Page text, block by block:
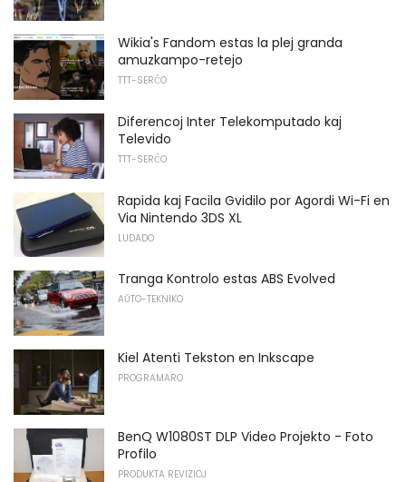
Wikia's Fandom estas la plej granda
amuzkampo-retejo
TTT-SERĈO
Diferencoj Inter Telekomputado kaj
Televido
TTT-SERĈO
Rapida kaj Facila Gvidilo por Agordi Wi-Fi en
Via Nintendo 3DS XL
LUDADO
Tranga Kontrolo estas ABS Evolved
AŬTO-TEKNIKO
Kiel Atenti Tekston en Inkscape
PROGRAMARO
BenQ W1080ST DLP Video Projekto - Foto
Profilo
PRODUKTA REVIZIOJ